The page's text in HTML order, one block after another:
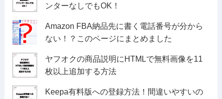
ンターなしでもOK！
Amazon FBA納品先に書く電話番号が分から
ない！？このページにまとめました
ヤフオクの商品説明にHTMLで無料画像を11
枚以上追加する方法
Keepa有料版への登録方法！間違いやすいの